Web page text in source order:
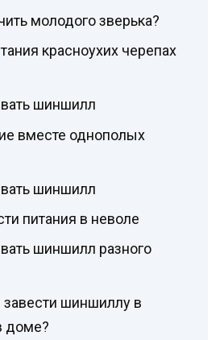
молодого зверька?
красноухих черепах
шиншилл
вместе однополых
шиншилл
питания в неволе
шиншилл разного
завести шиншиллу в
доме?